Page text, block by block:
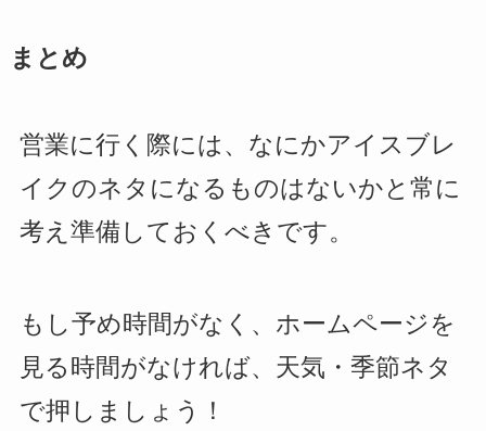
まとめ
営業に行く際には、なにかアイスブレ
イクのネタになるものはないかと常に
考え準備しておくべきです。
もし予め時間がなく、ホームページを
見る時間がなければ、天気・季節ネタ
で押しましょう！